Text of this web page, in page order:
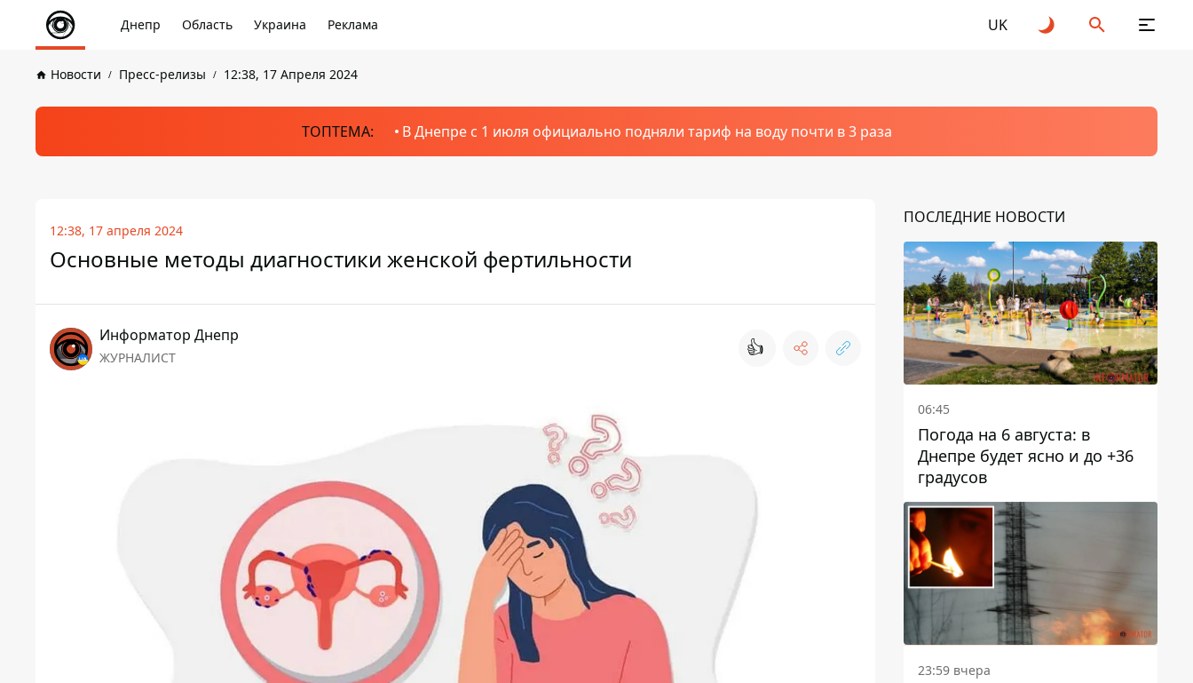
Днепр Область Украина Реклама UK
Новости Пресс-релизы 12:38, 17 Апреля 2024
ТОПТЕМА: В Днепре с 1 июля официально подняли тариф на воду почти в 3 раза
12:38, 17 апреля 2024
Основные методы диагностики женской фертильности
Информатор Днепр
ЖУРНАЛИСТ 👍
ПОСЛЕДНИЕ НОВОСТИ
06:45
Погода на 6 августа: в
Днепре будет ясно и до +36
градусов
23:59 вчера